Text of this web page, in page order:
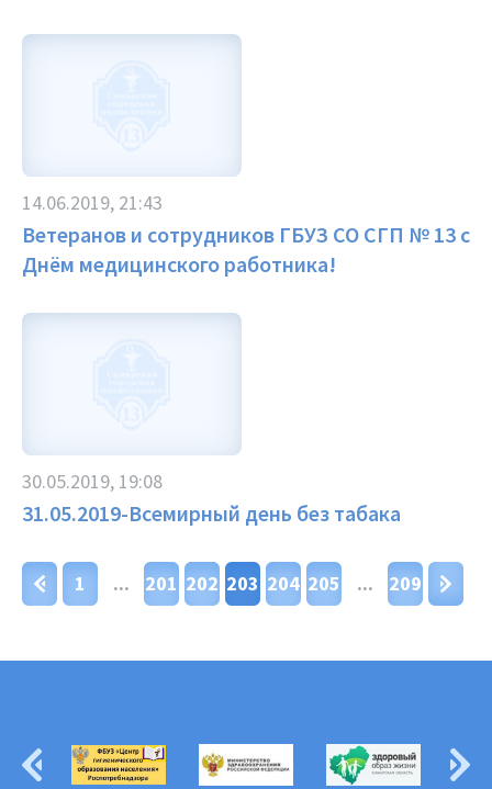
14.06.2019, 21:43
Ветеранов и сотрудников ГБУЗ СО СГП № 13 с
Днём медицинского работника!
30.05.2019, 19:08
31.05.2019-Всемирный день без табака
1 ... 201 202 203 204 205 ... 209